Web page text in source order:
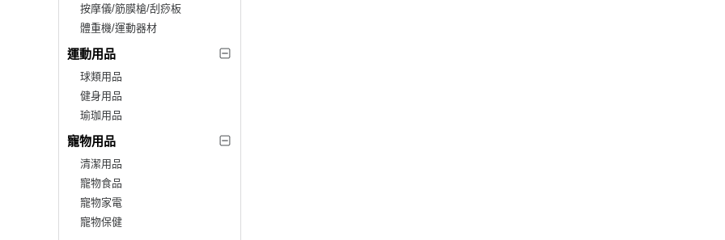
按摩儀/筋膜槍/刮痧板
體重機/運動器材
運動用品
球類用品
健身用品
瑜珈用品
寵物用品
清潔用品
寵物食品
寵物家電
寵物保健